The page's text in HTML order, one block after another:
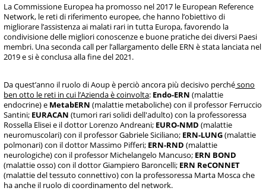
La Commissione Europea ha promosso nel 2017 le European Reference
Network, le reti di riferimento europee, che hanno l’obiettivo di
migliorare l’assistenza ai malati rari in tutta Europa, favorendo la
condivisione delle migliori conoscenze e buone pratiche dei diversi Paesi
membri. Una seconda call per l’allargamento delle ERN è stata lanciata nel
2019 e si è conclusa alla fine del 2021.
Da quest’anno il ruolo di Aoup è perciò ancora più decisivo perchésono
ben otto le reti in cui l’Azienda è coinvolta: Endo-ERN (malattie
endocrine) e MetabERN (malattie metaboliche) con il professor Ferruccio
Santini; EURACAN (tumori rari solidi dell'adulto) con la professoressa
Rossella Elisei e il dottor Lorenzo Andreani; EURO-NMD (malattie
neuromuscolari) con il professor Gabriele Siciliano; ERN-LUNG(malattie
polmonari) con il dottor Massimo Pifferi; ERN-RND (malattie
neurologiche) con il professor Michelangelo Mancuso; ERN BOND
(malattie osso) con il dottor Giampiero Baroncelli; ERN ReCONNET
(malattie del tessuto connettivo) con la professoressa Marta Mosca che
ha anche il ruolo di coordinamento del network.